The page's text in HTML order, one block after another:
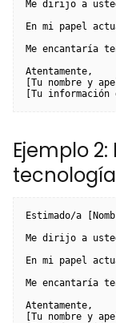
Me dirijo a
En mi papel
Me encantaría
Atentamente,
[Tu nombre y
Ejemplo
tecnología
Estimado/a
Me dirijo a
En mi papel
Me encantaría
Atentamente,
[Tu nombre y